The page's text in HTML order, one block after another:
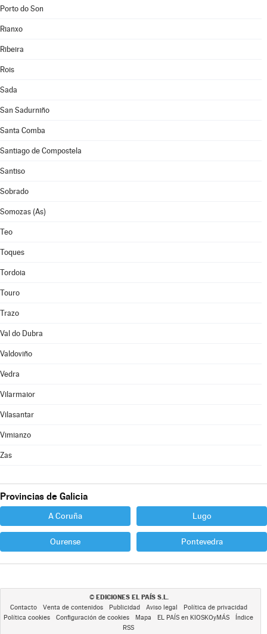
Porto do Son
Rianxo
Ribeira
Rois
Sada
San Sadurniño
Santa Comba
Santiago de Compostela
Santiso
Sobrado
Somozas (As)
Teo
Toques
Tordoia
Touro
Trazo
Val do Dubra
Valdoviño
Vedra
Vilarmaior
Vilasantar
Vimianzo
Zas
Provincias de Galicia
A Coruña Lugo
Ourense Pontevedra
© EDICIONES EL PAÍS S.L.
Contacto Venta de contenidos Publicidad Aviso legal
Política de privacidad
Política cookies
Configuración de cookies Mapa EL PAÍS en KIOSKOyMÁS
Índice
RSS